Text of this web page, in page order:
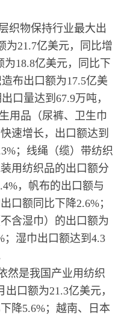
织物保持行业最大出
为21.7亿美元，同比增
为18.8亿美元，同比下
布出口额为17.5亿美
口量达到67.9万吨，
用品（尿裤、卫生巾
速增长，出口额达到
；线绳（缆）带纺织
用纺织品的出口额分
，帆布的出口额与
口额同比下降2.6%；
含湿巾）的出口额为
；湿巾出口额达到4.3
然是我国产业用纺织
口额为21.3亿美元，
降5.6%；越南、日本